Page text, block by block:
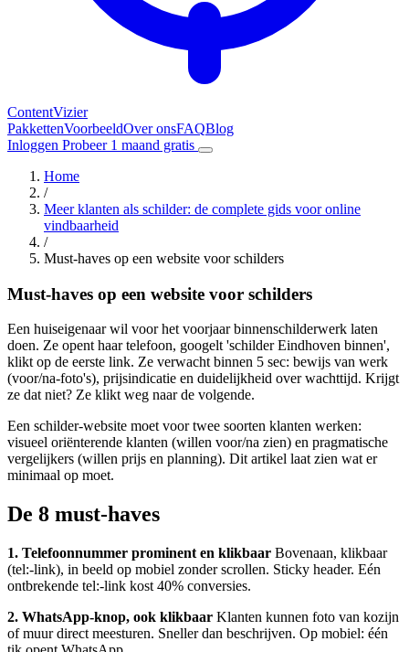
ContentVizier
PakkettenVoorbeeldOver onsFAQBlog
Inloggen Probeer 1 maand gratis
Home
/
Meer klanten als schilder: de complete gids voor online
vindbaarheid
/
Must-haves op een website voor schilders
Must-haves op een website voor schilders
Een huiseigenaar wil voor het voorjaar binnenschilderwerk laten
doen. Ze opent haar telefoon, googelt 'schilder Eindhoven binnen',
klikt op de eerste link. Ze verwacht binnen 5 sec: bewijs van werk
(voor/na-foto's), prijsindicatie en duidelijkheid over wachttijd. Krijgt
ze dat niet? Ze klikt weg naar de volgende.
Een schilder-website moet voor twee soorten klanten werken:
visueel oriënterende klanten (willen voor/na zien) en pragmatische
vergelijkers (willen prijs en planning). Dit artikel laat zien wat er
minimaal op moet.
De 8 must-haves
1. Telefoonnummer prominent en klikbaar Bovenaan, klikbaar
(tel:-link), in beeld op mobiel zonder scrollen. Sticky header. Eén
ontbrekende tel:-link kost 40% conversies.
2. WhatsApp-knop, ook klikbaar Klanten kunnen foto van kozijn
of muur direct meesturen. Sneller dan beschrijven. Op mobiel: één